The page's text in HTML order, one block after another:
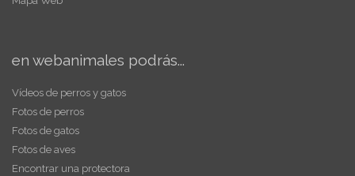
en webanimales podrás...
Vídeos de perros y gatos
Fotos de perros
Fotos de gatos
Fotos de aves
Encontrar una protectora